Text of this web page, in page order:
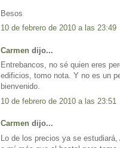
Besos
10 de febrero de 2010 a las 23:49
Carmen dijo...
Entrebancos, no sé quien eres
edificios, tomo nota. Y no es un
bienvenido.
10 de febrero de 2010 a las 23:51
Carmen dijo...
Lo de los precios ya se